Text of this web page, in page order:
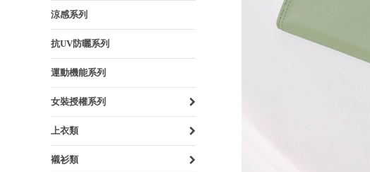
涼感系列
抗UV防曬系列
運動機能系列
女裝授權系列
上衣類
襯衫類